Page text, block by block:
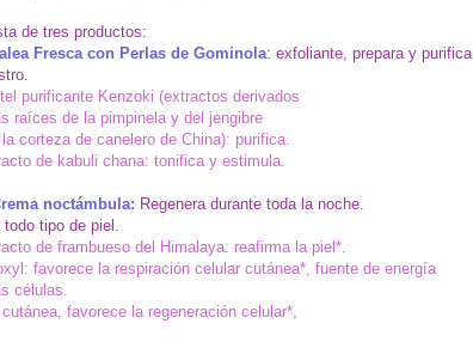
de tres productos:
Fresca con Perlas de Gominola: exfoliante, prepara y purifica
purificante Kenzoki (extractos derivados
raíces de la pimpinela y del jengibre
corteza de canelero de China): purifica.
de kabuli chana: tonifica y estimula.
noctámbula: Regenera durante toda la noche.
todo tipo de piel.
de frambueso del Himalaya: reafirma la piel*.
favorece la respiración celular cutánea*, fuente de energía
células.
favorece la regeneración celular*,